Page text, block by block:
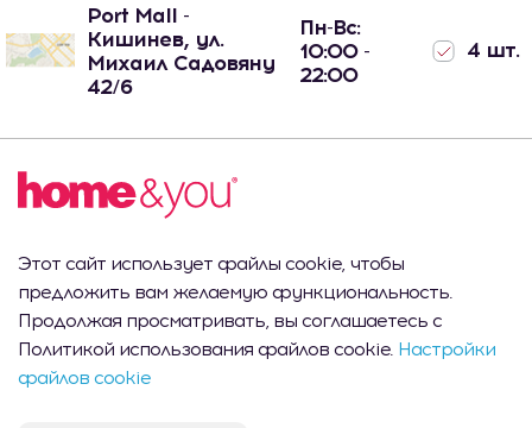
Port Mall -
Кишинев, ул.
Михаил Садовяну
42/6
Пн-Вс:
10:00 -
22:00
4 шт.
Описание продукта
Миска для обеда, в нежном светло-зеленом оттенке,
это не только практичное, но и эстетичное дополнение
к вашей кухне. Ее диаметр 11 см делает ее идеальной
для подачи супов, салатов, закусок или других блюд.
Камень, из которого она сделана, является прочным и
Этот сайт использует файлы cookie, чтобы
предложить вам желаемую функциональность.
Продолжая просматривать, вы соглашаетесь с
Политикой использования файлов cookie. Настройки
файлов cookie